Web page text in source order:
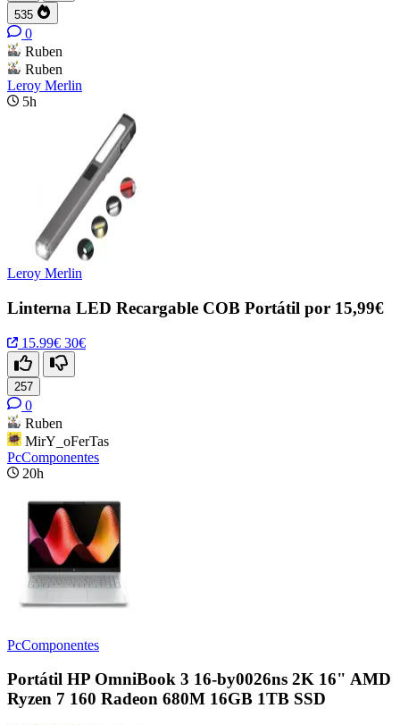
535
0
Ruben
Ruben
Leroy Merlin
5h
Leroy Merlin
Linterna LED Recargable COB Portátil por 15,99€
15.99€ 30€
257
0
Ruben
MirY_oFerTas
PcComponentes
20h
PcComponentes
Portátil HP OmniBook 3 16-by0026ns 2K 16" AMD
Ryzen 7 160 Radeon 680M 16GB 1TB SSD